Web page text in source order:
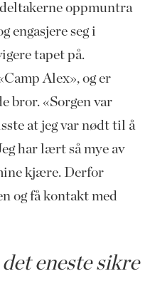
oppmuntra
engasjere seg i
tapet på.
Alex», og er
bror. «Sorgen var
at jeg var nødt til å
har lært så mye av
kjære. Derfor
og få kontakt med
eneste sikre